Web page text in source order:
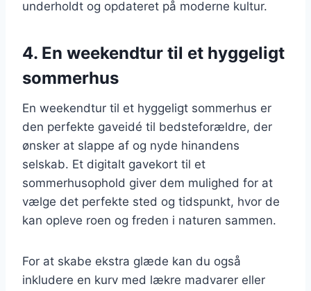
underholdt og opdateret på moderne kultur.
4. En weekendtur til et hyggeligt
sommerhus
En weekendtur til et hyggeligt sommerhus er
den perfekte gaveidé til bedsteforældre, der
ønsker at slappe af og nyde hinandens
selskab. Et digitalt gavekort til et
sommerhusophold giver dem mulighed for at
vælge det perfekte sted og tidspunkt, hvor de
kan opleve roen og freden i naturen sammen.
For at skabe ekstra glæde kan du også
inkludere en kurv med lækre madvarer eller